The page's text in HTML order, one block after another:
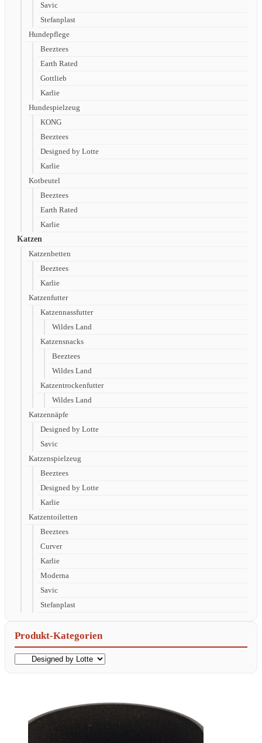
Savic
Stefanplast
Hundepflege
Beeztees
Earth Rated
Gottlieb
Karlie
Hundespielzeug
KONG
Beeztees
Designed by Lotte
Karlie
Kotbeutel
Beeztees
Earth Rated
Karlie
Katzen
Katzenbetten
Beeztees
Karlie
Katzenfutter
Katzennassfutter
Wildes Land
Katzensnacks
Beeztees
Wildes Land
Katzentrockenfutter
Wildes Land
Katzennäpfe
Designed by Lotte
Savic
Katzenspielzeug
Beeztees
Designed by Lotte
Karlie
Katzentoiletten
Beeztees
Curver
Karlie
Moderna
Savic
Stefanplast
Produkt-Kategorien